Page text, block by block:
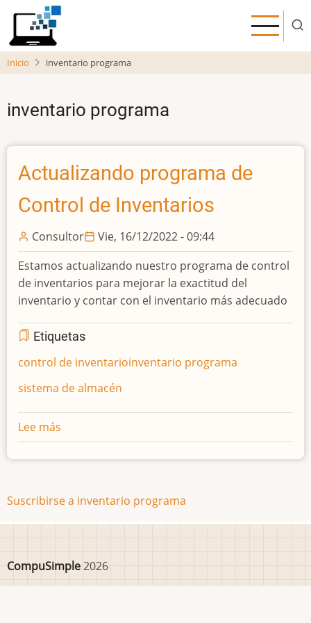
contenido
principal
Inicio inventario programa
inventario programa
Actualizando programa de
Control de Inventarios
Consultor
Vie, 16/12/2022 - 09:44
Estamos actualizando nuestro programa de control
de inventarios para mejorar la exactitud del
inventario y contar con el inventario más adecuado
Etiquetas
control de inventarioinventario programa
sistema de almacén
Lee más
Actualizando
programa
Control
Suscribirse a inventario programa
CompuSimple2026